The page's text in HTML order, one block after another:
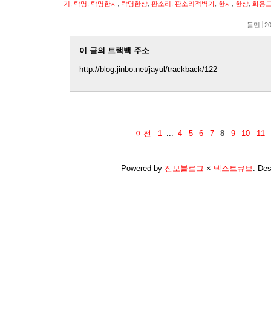
기
탁명 탁명한사 탁명한상 판소리 판소리적벽가 한사 한상 화용
돌민
이 글의 트랙백 주소
http://blog.jinbo.net/jayul/trackback/122
이전 1 4 5 6 7 8 9 10 11
Powered by 진보블로그 × 텍스트큐브